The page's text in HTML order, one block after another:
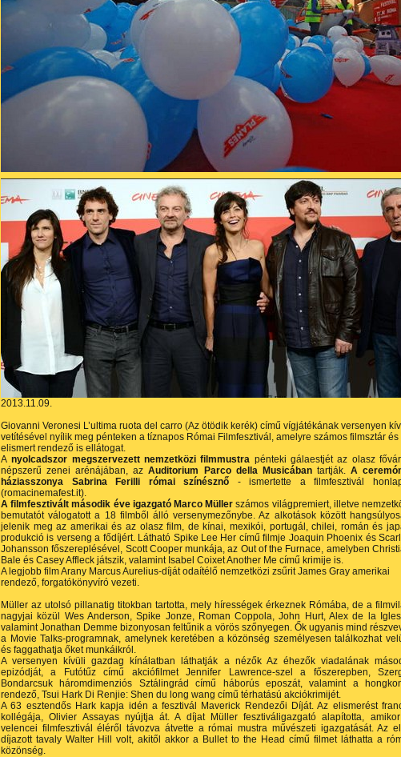
2013.11.09.
Giovanni Veronesi L’ultima ruota del carro (Az ötödik kerék) című vígjátékának versenyen
vetítésével nyílik meg pénteken a tíznapos Római Filmfesztivál, amelyre számos filmsztár és
elismert rendező is ellátogat.
A nyolcadszor megszervezett nemzetközi filmmustra pénteki gálaestjét az olasz
népszerű zenei arénájában, azAuditorium Parco della Musicában tartják. A
háziasszonya Sabrina Ferilli római színésznő - ismertette a filmfesztivál
(romacinemafest.it).
A filmfesztivált második éve igazgató Marco Müller számos világpremiert, illetve
bemutatót válogatott a 18 filmből álló versenymezőnybe. Az alkotások között
jelenik meg az amerikai és az olasz film, de kínai, mexikói, portugál, chilei, román és
produkció is verseng a fődíjért. Látható Spike Lee Her című filmje Joaquin Phoenix és
Johansson főszereplésével, Scott Cooper munkája, az Out of the Furnace, amelyben
Bale és Casey Affleck játszik, valamint Isabel Coixet Another Me című krimije is.
A legjobb film Arany Marcus Aurelius-díját odaítélő nemzetközi zsűrit James Gray amerikai
rendező, forgatókönyvíró vezeti.
Müller az utolsó pillanatig titokban tartotta, mely hírességek érkeznek Rómába, de a
nagyjai közül Wes Anderson, Spike Jonze, Roman Coppola, John Hurt, Alex de la
valamint Jonathan Demme bizonyosan feltűnik a vörös szőnyegen. Ők ugyanis mind
a Movie Talks-programnak, amelynek keretében a közönség személyesen találkozhat
és faggathatja őket munkáikról.
A versenyen kívüli gazdag kínálatban láthatják a nézők Az éhezők viadalának
epizódját, a Futótűz című akciófilmet Jennifer Lawrence-szel a főszerepben,
Bondarcsuk háromdimenziós Sztálingrád című háborús eposzát, valamint a
rendező, Tsui Hark Di Renjie: Shen du long wang című térhatású akciókrimijét.
A 63 esztendős Hark kapja idén a fesztivál Maverick Rendezői Díját. Az elismerést
kollégája, Olivier Assayas nyújtja át. A díjat Müller fesztiváligazgató alapította,
velencei filmfesztivál éléről távozva átvette a római mustra művészeti igazgatását. Az
díjazott tavaly Walter Hill volt, akitől akkor a Bullet to the Head című filmet láthatta a
közönség.